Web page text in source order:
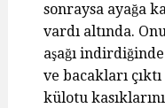
sonraysa ayağa
vardı altında.
aşağı
ve bacakları
külotu